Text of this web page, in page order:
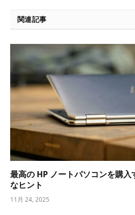
関連記事
最高の HP ノートパソコンを購
なヒント
11月 24, 2025